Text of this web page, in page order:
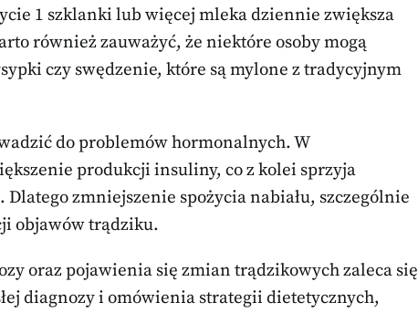
1 szklanki lub więcej mleka dziennie zwiększa
również zauważyć, że niektóre osoby mogą
czy swędzenie, które są mylone z tradycyjnym
do problemów hormonalnych. W
produkcji insuliny, co z kolei sprzyja
zmniejszenie spożycia nabiału, szczególnie
objawów trądziku.
oraz pojawienia się zmian trądzikowych zaleca się
diagnozy i omówienia strategii dietetycznych,